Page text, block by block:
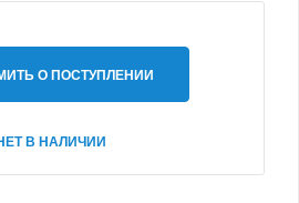
О ПОСТУПЛЕНИИ
В НАЛИЧИИ